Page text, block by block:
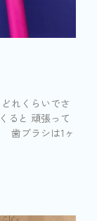
れくらいでさ
ると 頑張って
歯ブラシは1ヶ